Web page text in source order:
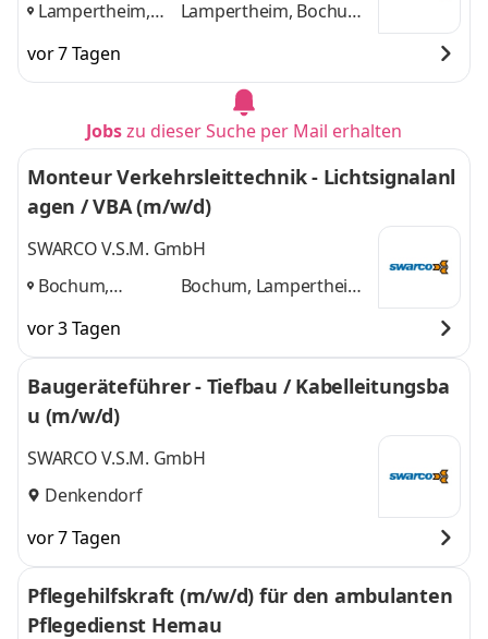
Lampertheim,
Denkendorf
Lampertheim, Bochum,
vor 7 Tagen
Jobszu dieser Suche per Mail erhalten
Monteur Verkehrsleittechnik - Lichtsignalanl
agen / VBA (m/w/d)
SWARCO V.S.M. GmbH
Bochum,
Denkendorf
Bochum, Lampertheim,
vor 3 Tagen
Baugeräteführer - Tiefbau / Kabelleitungsba
u (m/w/d)
SWARCO V.S.M. GmbH
Denkendorf
vor 7 Tagen
Pflegehilfskraft (m/w/d) für den ambulanten
Pflegedienst Hemau